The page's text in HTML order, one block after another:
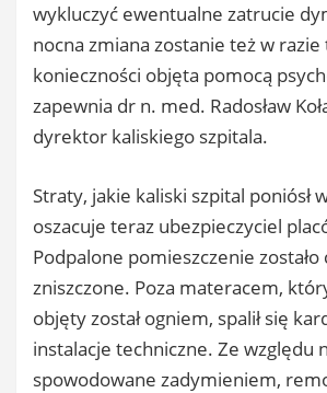
wykluczyć ewentualne zatrucie
nocna zmiana zostanie też w razie
konieczności objęta pomocą
zapewnia dr n. med. Radosław
dyrektor kaliskiego szpitala.
Straty, jakie kaliski szpital poniósł
oszacuje teraz ubezpieczyciel
Podpalone pomieszczenie zostało
zniszczone. Poza materacem,
objęty został ogniem, spalił się
instalacje techniczne. Ze względu
spowodowane zadymieniem,